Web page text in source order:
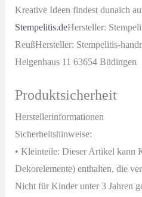
Kreative Ideen findest dunaich
Stempelitis.deHersteller:
ReußHersteller: Stempelitis-
Helgenhaus 11 63654 Büdingen
Produktsicherheit
Herstellerinformationen
Sicherheitshinweise:
• Kleinteile: Dieser Artikel kann
Dekorelemente) enthalten, die
Nicht für Kinder unter 3 Jahren